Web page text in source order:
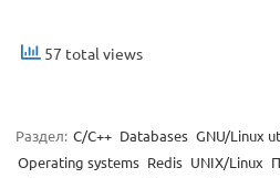
57 total views
Раздел: C/C++ Databases GNU/Linux
Operating systems Redis UNIX/Linux